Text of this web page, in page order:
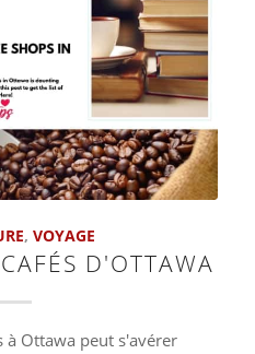
,VOYAGE
D'OTTAWA
à Ottawa peut s'avérer